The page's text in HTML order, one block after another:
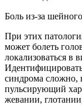
Боль из-за
При этих
может болеть
локализоваться в
синдрома сложно,
пульсирующий
жевании,